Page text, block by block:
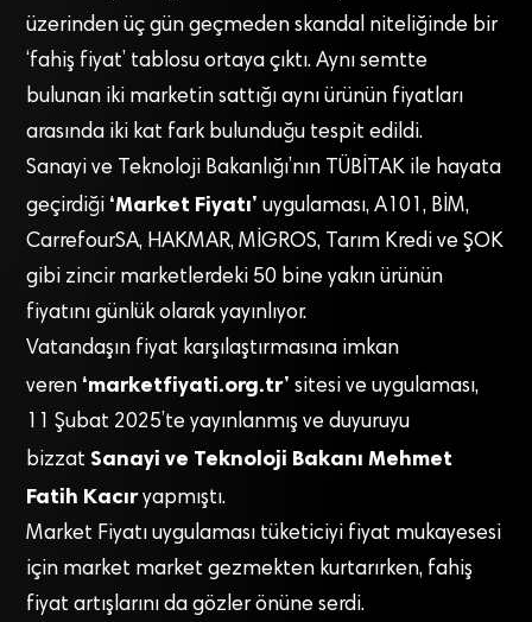
üzerinden üç gün geçmeden skandal niteliğinde bir
‘fahiş fiyat’ tablosu ortaya çıktı. Aynı semtte
bulunan iki marketin sattığı aynı ürünün fiyatları
arasında iki kat fark bulunduğu tespit edildi.
Sanayi ve Teknoloji Bakanlığı’nın TÜBİTAK ile hayata
geçirdiği ‘Market Fiyatı’ uygulaması, A101, BİM,
CarrefourSA, HAKMAR, MİGROS, Tarım Kredi ve ŞOK
gibi zincir marketlerdeki 50 bine yakın ürünün
fiyatını günlük olarak yayınlıyor.
Vatandaşın fiyat karşılaştırmasına imkan
veren ‘marketfiyati.org.tr’ sitesi ve uygulaması,
11 Şubat 2025’te yayınlanmış ve duyuruyu
bizzat Sanayi ve Teknoloji Bakanı Mehmet
Fatih Kacıryapmıştı.
Market Fiyatı uygulaması tüketiciyi fiyat mukayesesi
için market market gezmekten kurtarırken, fahiş
fiyat artışlarını da gözler önüne serdi.